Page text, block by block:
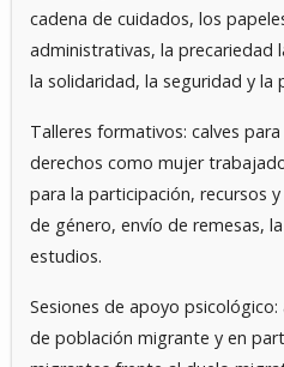
cadena de cuidados, los
administrativas, la precariedad
la solidaridad, la seguridad y la
Talleres formativos: calves
derechos como mujer
para la participación, recursos
de género, envío de remesas,
estudios.
Sesiones de apoyo
de población migrante y en